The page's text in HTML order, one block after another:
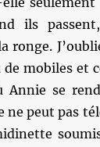
ils
ronge.
mobiles et
Annie se
ne peut pas